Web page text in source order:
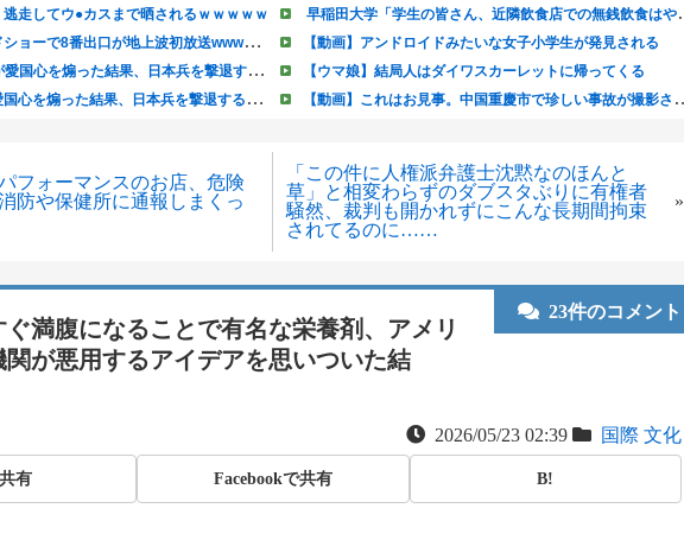
フォーマンスのお店、危険
防や保健所に通報しまくっ
「この件に人権派弁護士沈黙なのほんと
草」と相変わらずのダブスタぶりに有権者
騒然、裁判も開かれずにこんな長期間拘束
されてるのに……
»
23件のコメント
満腹になることで有名な栄養剤、アメリ
関が悪用するアイデアを思いついた結
2026/05/23 02:39 国際 文化
有 Facebookで共有 B!